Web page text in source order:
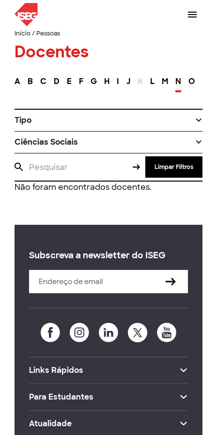
Início/ Pessoas
Docentes
A B C D E F G H I J K L M N O
Tipo
Ciências Sociais
Limpar Filtros
Não foram encontrados docentes.
Subscreva a newsletter do ISEG
Links Rápidos
Para Estudantes
Atualidade